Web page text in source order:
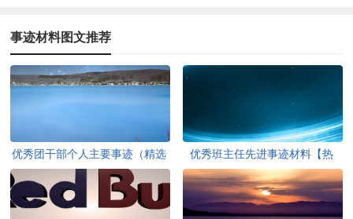
事迹材料图文推荐
优秀团干部个人主要事迹（精选
7篇）
优秀班主任先进事迹材料【热
门】